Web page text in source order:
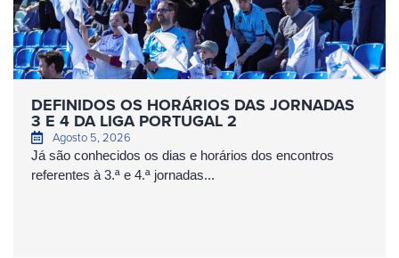
DEFINIDOS OS HORÁRIOS DAS JORNADAS
3 E 4 DA LIGA PORTUGAL 2
Agosto 5, 2026
Já são conhecidos os dias e horários dos encontros
referentes à 3.ª e 4.ª jornadas...